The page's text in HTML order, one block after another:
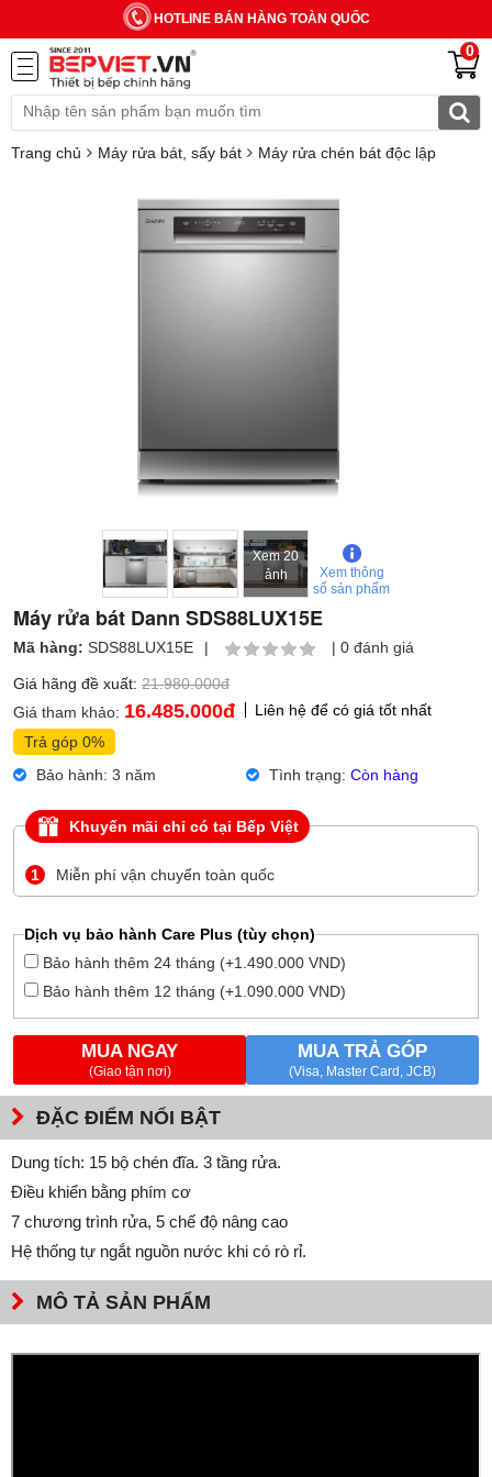
HOTLINE BÁN HÀNG TOÀN QUỐC
0
Trang chủ Máy rửa bát, sấy bát Máy rửa chén bát độc lập
Xem 20
ảnh
Xem thông
số sản phẩm
Máy rửa bát Dann SDS88LUX15E
Mã hàng: SDS88LUX15E | | 0 đánh giá
Giá hãng đề xuất: 21.980.000đ
Giá tham khảo: 16.485.000đ
Liên hệ để có giá tốt nhất
Trả góp 0%
Bảo hành: 3 năm
Tình trạng: Còn hàng
Khuyến mãi chỉ có tại Bếp Việt
1 Miễn phí vận chuyển toàn quốc
Dịch vụ bảo hành Care Plus (tùy chọn)
Bảo hành thêm 24 tháng (+1.490.000 VND)
Bảo hành thêm 12 tháng (+1.090.000 VND)
MUA NGAY
(Giao tận nơi)
MUA TRẢ GÓP
(Visa, Master Card, JCB)
ĐẶC ĐIỂM NỔI BẬT
Dung tích: 15 bộ chén đĩa. 3 tầng rửa.
Điều khiển bằng phím cơ
7 chương trình rửa, 5 chế độ nâng cao
Hệ thống tự ngắt nguồn nước khi có rò rỉ.
MÔ TẢ SẢN PHẨM